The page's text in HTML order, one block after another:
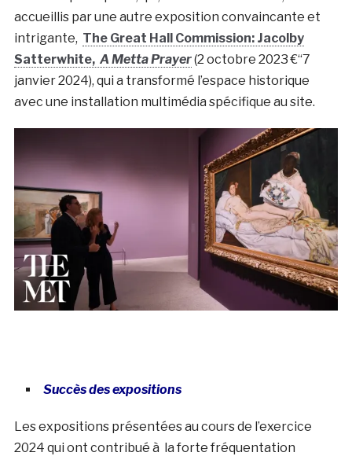
accueillis par une autre exposition convaincante et
intrigante, The Great Hall Commission: Jacolby
Satterwhite, A Metta Prayer(2 octobre 2023 €“7
janvier 2024), qui a transformé l’espace historique
avec une installation multimédia spécifique au site.
Succès des expositions
Les expositions présentées au cours de l’exercice
2024 qui ont contribué à la forte fréquentation